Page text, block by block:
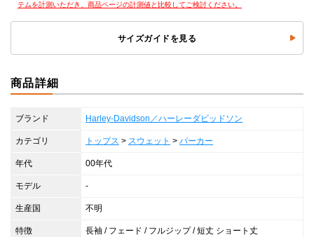
テムを計測いただき、商品ページの計測値と比較してご検討ください。
サイズガイドを見る
商品詳細
ブランド Harley-Davidson／ハーレーダビッドソン
カテゴリ トップス > スウェット > パーカー
年代 00年代
モデル -
生産国 不明
特徴 長袖 / フェード / フルジップ / 短丈 ショート丈